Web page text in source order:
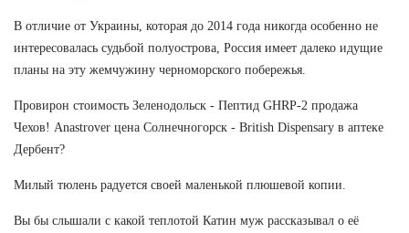
В отличие от Украины, которая до 2014 года никогда особенно не
интересовалась судьбой полуострова, Россия имеет далеко идущие
планы на эту жемчужину черноморского побережья.
Провирон стоимость Зеленодольск - Пептид GHRP-2 продажа
Чехов! Anastrover цена Солнечногорск - British Dispensary в аптеке
Дербент?
Милый тюлень радуется своей маленькой плюшевой копии.
Вы бы слышали с какой теплотой Катин муж рассказывал о её